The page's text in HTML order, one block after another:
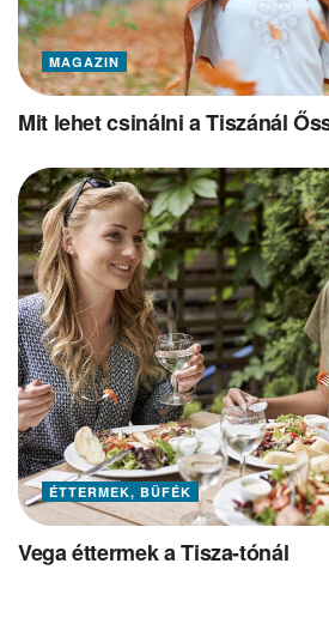
MAGAZIN
Mit lehet csinálni a Tiszánál
ÉTTERMEK, BÜFÉK
Vega éttermek a Tisza-tónál